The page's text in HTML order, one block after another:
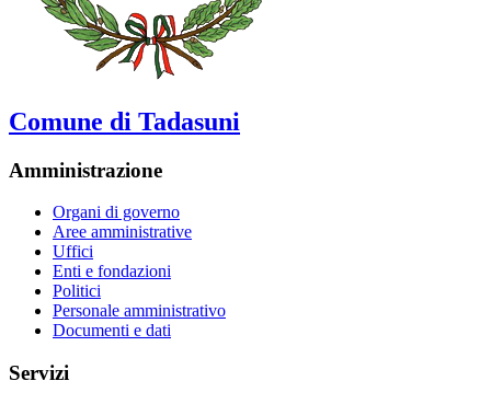
Comune di Tadasuni
Amministrazione
Organi di governo
Aree amministrative
Uffici
Enti e fondazioni
Politici
Personale amministrativo
Documenti e dati
Servizi